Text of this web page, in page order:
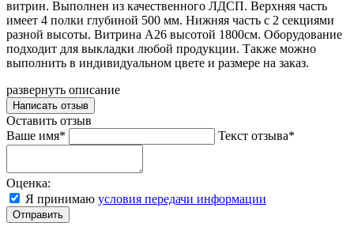
витрин. Выполнен из качественного ЛДСП. Верхняя часть
имеет 4 полки глубиной 500 мм. Нижняя часть с 2 секциями
разной высоты. Витрина А26 высотой 1800см. Оборудование
подходит для выкладки любой продукции. Также можно
выполнить в индивидуальном цвете и размере на заказ.
развернуть описание
Написать отзыв
Оставить отзыв
Ваше имя*
Текст отзыва*
Оценка:
Я принимаю условия передачи информации
Отправить